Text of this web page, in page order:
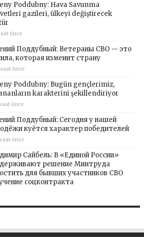
Poddubny: Hava Savunma
gazileri, ülkeyi değiştirecek
önce
Поддубный: Ветераны СВО — это
которая изменит страну
önce
Poddubny: Bugün gençlerimiz,
karakterini şekillendiriyor
önce
Поддубный: Сегодня у нашей
куётся характер победителей
önce
Сайбель: В «Единой России»
решение Минтруда
для бывших участников СВО
соцконтракта